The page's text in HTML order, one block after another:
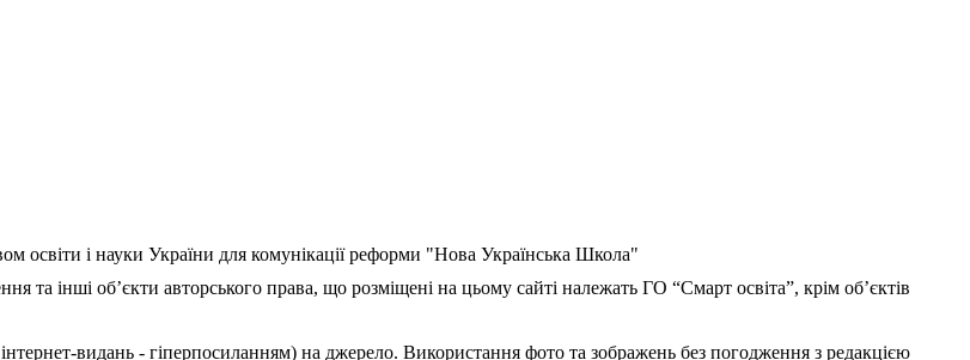
освіти і науки України для комунікації реформи "Нова Українська Школа"
та інші об’єкти авторського права, що розміщені на цьому сайті належать ГО “Смарт освіта”, крім об’єктів
видань - гіперпосиланням) на джерело. Використання фото та зображень без погодження з редакцією